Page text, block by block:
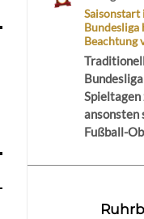
Saisonstart
Bundesliga
Beachtung
ansonsten
Fußball-